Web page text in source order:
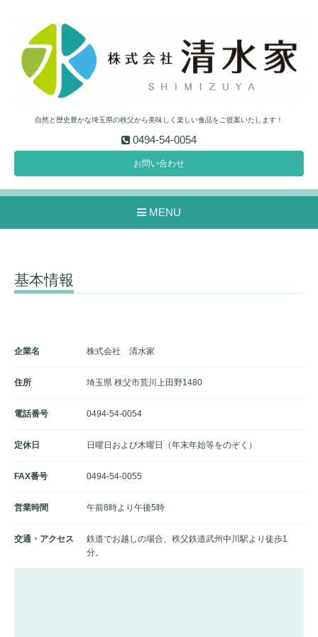
自然と歴史豊かな埼玉県の秩父から美味しく楽しい食品をご提案いたします！
0494-54-0054
お問い合わせ
MENU
基本情報
企業名 株式会社 清水家
住所 埼玉県 秩父市荒川上田野1480
電話番号 0494-54-0054
定休日 日曜日および木曜日（年末年始等をのぞく）
FAX番号 0494-54-0055
営業時間 午前8時より午後5時
交通・アクセス
鉄道でお越しの場合、秩父鉄道武州中川駅より徒歩1
分。